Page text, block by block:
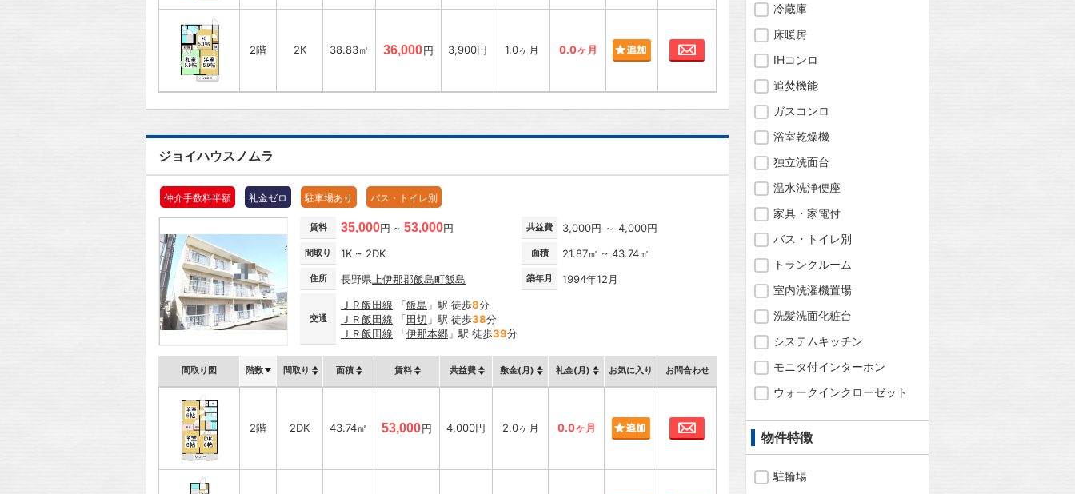
2階 2K 38.83㎡ 36,000円 3,900円 1.0ヶ月 0.0ヶ月 お問合わせ
ジョイハウスノムラ
仲介手数料半額 礼金ゼロ 駐車場あり バス・トイレ別
賃料 35,000円 ~ 53,000円 共益費 3,000円 ～ 4,000円
間取り 1K ~ 2DK 面積 21.87㎡ ~ 43.74㎡
住所 長野県 上伊那郡飯島町飯島 築年月 1994年12月
交通
ＪＲ飯田線 「飯島 」駅 徒歩8分
ＪＲ飯田線 「田切 」駅 徒歩38分
ＪＲ飯田線 「伊那本郷 」駅 徒歩39分
間取り図 階数 間取り 面積 賃料 共益費 敷金(月) 礼金(月) お気に入り お問合わせ
2階 2DK 43.74㎡ 53,000円 4,000円 2.0ヶ月 0.0ヶ月 お問合わせ
冷蔵庫
床暖房
IHコンロ
追焚機能
ガスコンロ
浴室乾燥機
独立洗面台
温水洗浄便座
家具・家電付
バス・トイレ別
トランクルーム
室内洗濯機置場
洗髪洗面化粧台
システムキッチン
モニタ付インターホン
ウォークインクローゼット
物件特徴
駐輪場